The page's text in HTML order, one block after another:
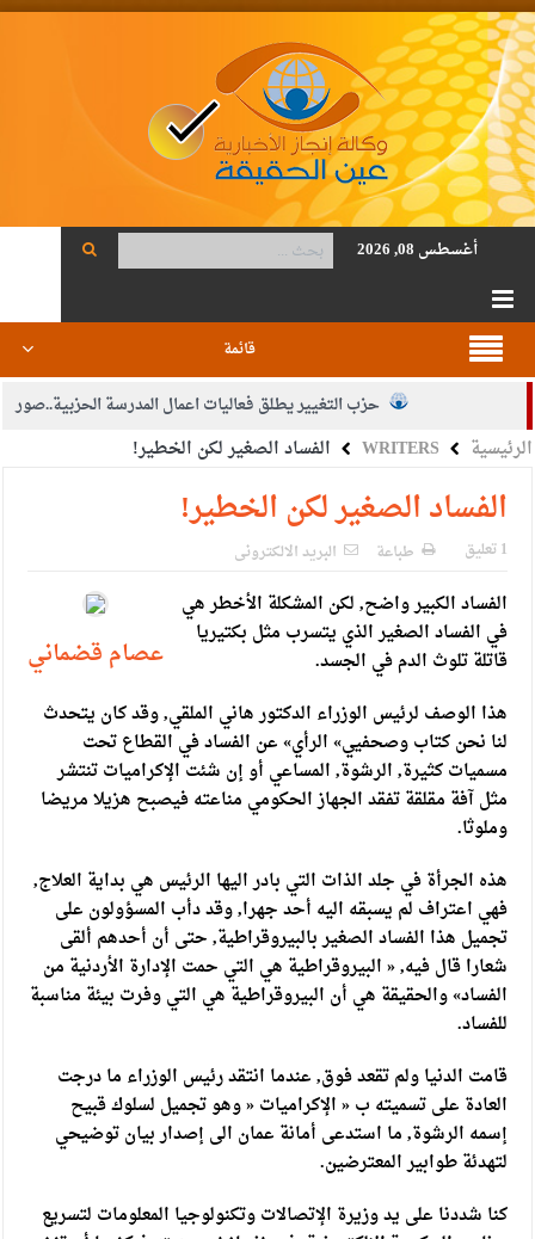
أغسطس 08, 2026
قائمة
حزب التغيير يطلق فعاليات اعمال المدرسة الحزبية..صور
الجيش يفتح باب التجنيد لحملة البكالوريوس في الحقوق والقانون
بيان اجتماع عمّان:دعم الوصاية الهاشمية التاريخية على المقدسات
الإسلامية والمسيحية
النواب يقر مشروع تعديل قانون الملكية العقارية
القاضي يلتقي رؤساء تحرير الصحف اليومية ويؤكد حرص مجلس
النواب على شراكة فاعلة مع الإعلام
دعوة المكلفين بخدمة العلم (الدفعة الثالثة) إلى مراجعة منصة خدمة
العلم
الملك يتلقى اتصالا هاتفيا من العاهل البحريني
القاضي محمود أحمد فريحات.. مبارك ومزيدا من التوفيق
الرئيسية WRITERS الفساد الصغير لكن الخطير!
الفساد الصغير لكن الخطير!
1 تعليق طباعة البريد الالكترونى
عصام قضماني
الفساد الكبير واضح, لكن المشكلة الأخطر هي
في الفساد الصغير الذي يتسرب مثل بكتيريا
قاتلة تلوث الدم في الجسد.
هذا الوصف لرئيس الوزراء الدكتور هاني الملقي, وقد كان يتحدث
لنا نحن كتاب وصحفيي» الرأي» عن الفساد في القطاع تحت
مسميات كثيرة, الرشوة, المساعي أو إن شئت الإكراميات تنتشر
مثل آفة مقلقة تفقد الجهاز الحكومي مناعته فيصبح هزيلا مريضا
وملوثا.
هذه الجرأة في جلد الذات التي بادر اليها الرئيس هي بداية العلاج,
فهي اعتراف لم يسبقه اليه أحد جهرا, وقد دأب المسؤولون على
تجميل هذا الفساد الصغير بالبيروقراطية, حتى أن أحدهم ألقى
شعارا قال فيه, « البيروقراطية هي التي حمت الإدارة الأردنية من
الفساد» والحقيقة هي أن البيروقراطية هي التي وفرت بيئة مناسبة
للفساد.
قامت الدنيا ولم تقعد فوق, عندما انتقد رئيس الوزراء ما درجت
العادة على تسميته ب « الإكراميات « وهو تجميل لسلوك قبيح
إسمه الرشوة, ما استدعى أمانة عمان الى إصدار بيان توضيحي
لتهدئة طوابير المعترضين.
كنا شددنا على يد وزيرة الإتصالات وتكنولوجيا المعلومات لتسريع